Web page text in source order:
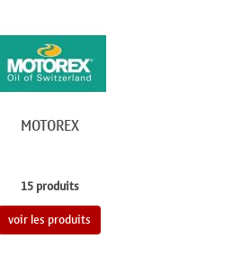
MOTOREX
15 produits
voir les produits